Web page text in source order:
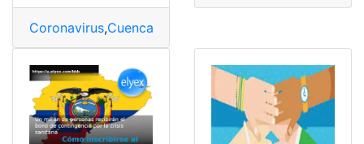
Coronavirus,Cuenca